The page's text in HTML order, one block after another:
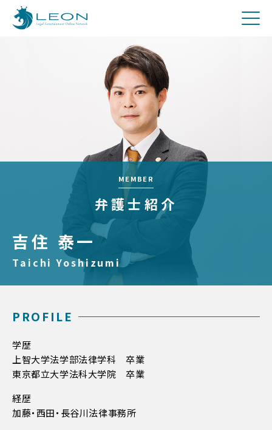
費用について
MEMBER
弁護士紹介
吉住 泰一
Taichi Yoshizumi
PROFILE
学歴
上智大学法学部法律学科 卒業
東京都立大学法科大学院 卒業
経歴
加藤・西田・長谷川法律事務所